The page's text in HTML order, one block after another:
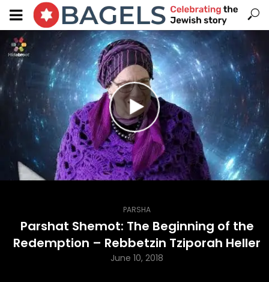
PARSHA
Parshat Shemot: The Beginning of the
Redemption – Rebbetzin Tziporah Heller
June 10, 2018